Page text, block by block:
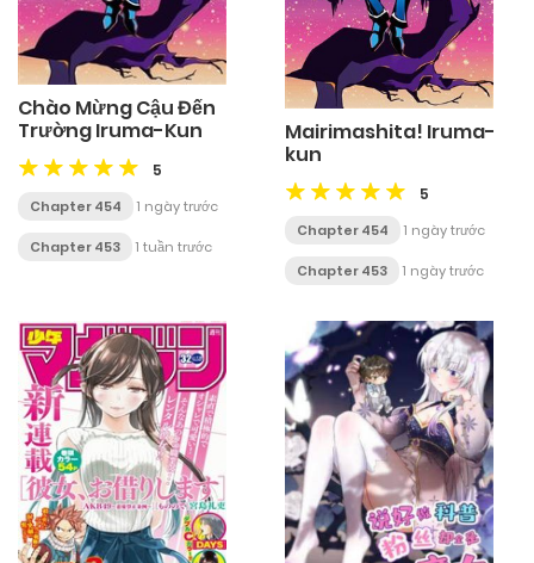
Chào Mừng Cậu Đến
Trường Iruma-Kun
5
Chapter 454 1 ngày trước
Chapter 453 1 tuần trước
Mairimashita! Iruma-
kun
5
Chapter 454 1 ngày trước
Chapter 453 1 ngày trước